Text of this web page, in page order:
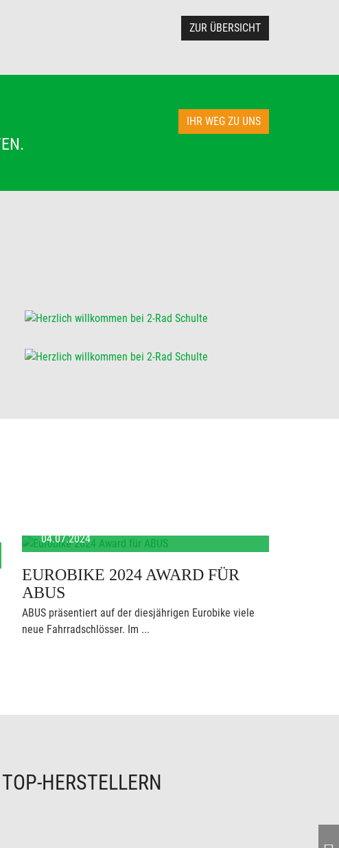
ZUR ÜBERSICHT
IHR WEG ZU UNS
04.07.2024
EUROBIKE 2024 AWARD FÜR
ABUS
ABUS präsentiert auf der diesjährigen Eurobike viele
neue Fahrradschlösser. Im ...
HERSTELLERN